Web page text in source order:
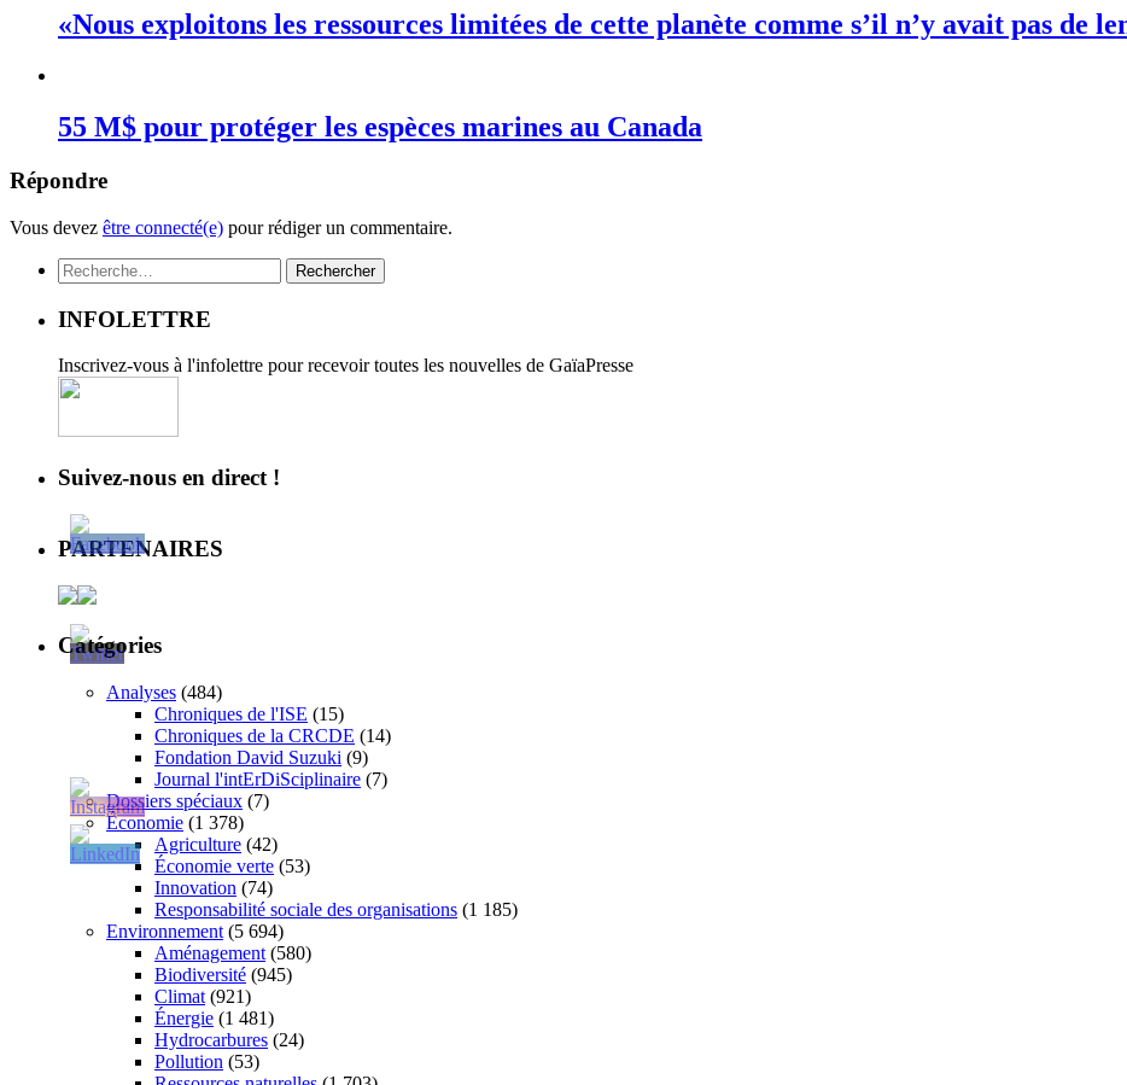
«Nous exploitons les ressources limitées de cette planète comme s’il n’y avait pas de
55 M$ pour protéger les espèces marines au Canada
Répondre
Vous devez être connecté(e) pour rédiger un commentaire.
Rechercher :
INFOLETTRE
Inscrivez-vous à l'infolettre pour recevoir toutes les nouvelles de GaïaPresse
Suivez-nous en direct !
PARTENAIRES
Catégories
Analyses (484)
Chroniques de l'ISE (15)
Chroniques de la CRCDE (14)
Fondation David Suzuki (9)
Journal l'intErDiSciplinaire (7)
Dossiers spéciaux (7)
Économie (1 378)
Agriculture (42)
Économie verte (53)
Innovation (74)
Responsabilité sociale des organisations (1 185)
Environnement (5 694)
Aménagement (580)
Biodiversité (945)
Climat (921)
Énergie (1 481)
Hydrocarbures (24)
Pollution (53)